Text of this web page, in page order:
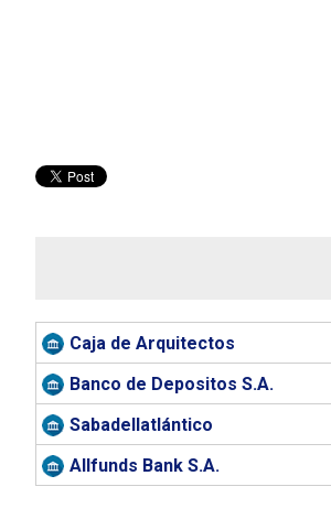
Caja de Arquitectos
Banco de Depositos S.A.
Sabadellatlántico
Allfunds Bank S.A.